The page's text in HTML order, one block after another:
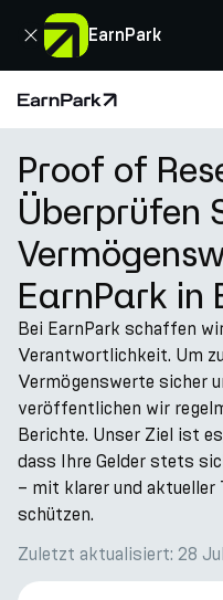
EarnPark
Schließen
Startseite
Produkte
Märkte
Rechner
PARK Token
Ressourcen
Proof of
Überprüfen
EarnPark in
Bei EarnPark schaffen
Verantwortlichkeit. Um
Vermögenswerte sicher
veröffentlichen wir
Berichte. Unser Ziel ist
dass Ihre Gelder stets
– mit klarer und aktueller
schützen.
Zuletzt aktualisiert: 28